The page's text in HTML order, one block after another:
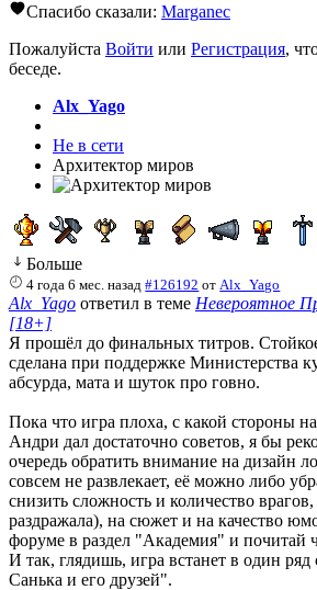
Спасибо сказали: Marganec
Пожалуйста Войти или Регистрация,
беседе.
Alx_Yago
Не в сети
Архитектор миров
Больше
4 года 6 мес. назад #126192 от Alx_Yago
Alx_Yago ответил в теме Невероятное
[18+]
Я прошёл до финальных титров.
сделана при поддержке Министерства
абсурда, мата и шуток про говно.
Пока что игра плоха, с какой стороны
Андри дал достаточно советов, я бы
очередь обратить внимание на дизайн
совсем не развлекает, её можно либо
снизить сложность и количество
раздражала), на сюжет и на качество
форуме в раздел "Академия" и почитай
И так, глядишь, игра встанет в один
Санька и его друзей".